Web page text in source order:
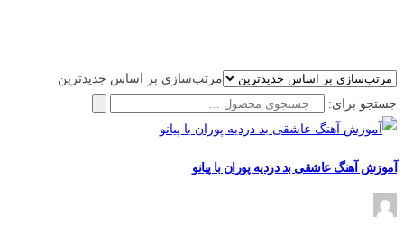
مرتب‌سازی بر اساس جدیدترین
جستجو برای:
آموزش آهنگ عاشقی بد دردیه پوران با پیانو